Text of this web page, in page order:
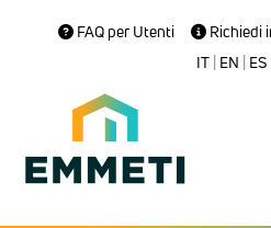
FAQ per Utenti Richiedi
IT| EN | ES